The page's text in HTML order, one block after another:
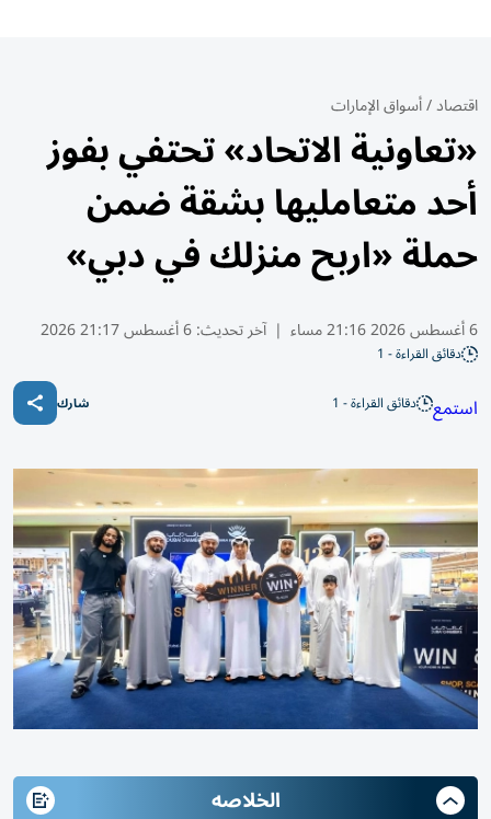
اقتصاد/أسواق الإمارات
«تعاونية الاتحاد» تحتفي بفوز
أحد متعامليها بشقة ضمن
حملة «اربح منزلك في دبي»
6 أغسطس 2026 21:16 مساء | آخر تحديث:6 أغسطس 21:17 2026
دقائق القراءة - 1
استمع دقائق القراءة - 1 شارك
الخلاصه